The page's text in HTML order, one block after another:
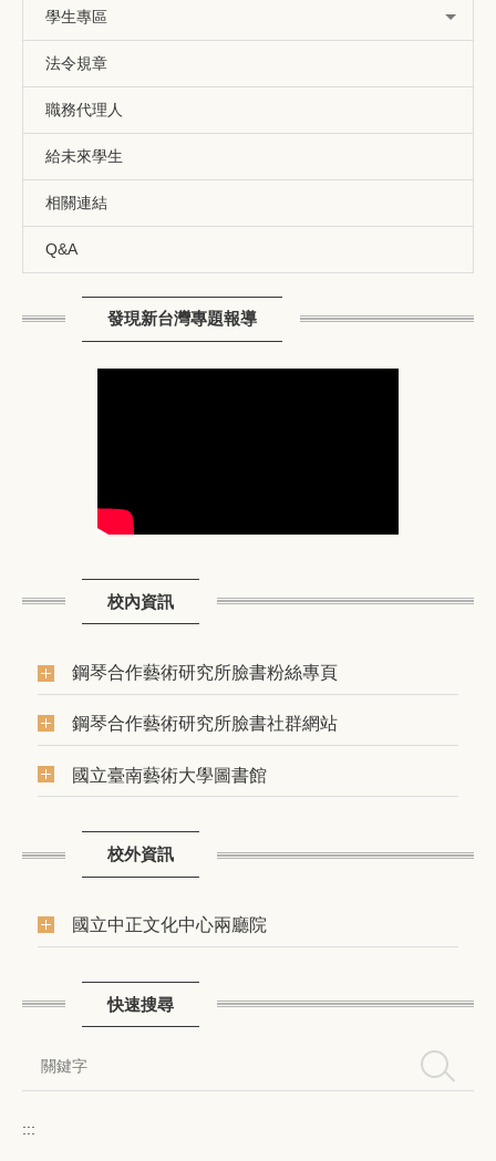
學生專區
法令規章
職務代理人
給未來學生
相關連結
Q&A
發現新台灣專題報導
校內資訊
鋼琴合作藝術研究所臉書粉絲專頁
鋼琴合作藝術研究所臉書社群網站
國立臺南藝術大學圖書館
校外資訊
國立中正文化中心兩廳院
快速搜尋
搜尋
:::